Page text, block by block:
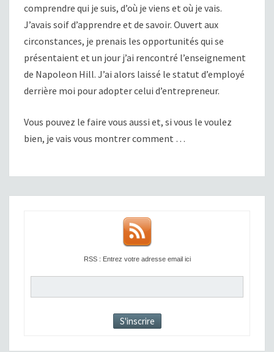
comprendre qui je suis, d’où je viens et où je vais.
J’avais soif d’apprendre et de savoir. Ouvert aux
circonstances, je prenais les opportunités qui se
présentaient et un jour j’ai rencontré l’enseignement
de Napoleon Hill. J’ai alors laissé le statut d’employé
derrière moi pour adopter celui d’entrepreneur.
Vous pouvez le faire vous aussi et, si vous le voulez
bien, je vais vous montrer comment …
RSS : Entrez votre adresse email ici